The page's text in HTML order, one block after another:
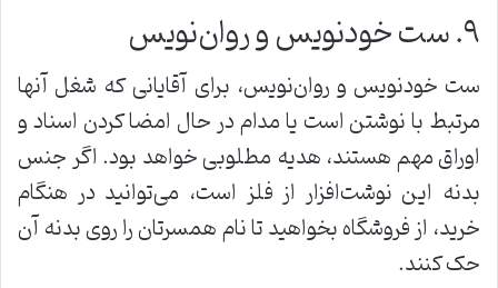
۹. ست خودنویس و روان‌نویس
ست خودنویس و روان‌نویس، برای آقایانی که شغل آنها
مرتبط با نوشتن است یا مدام در حال امضا کردن اسناد و
اوراق مهم هستند، هدیه مطلوبی خواهد بود. اگر جنس
بدنه این نوشت‌افزار از فلز است، می‌توانید در هنگام
خرید، از فروشگاه بخواهید تا نام همسرتان را روی بدنه آن
حک کنند.